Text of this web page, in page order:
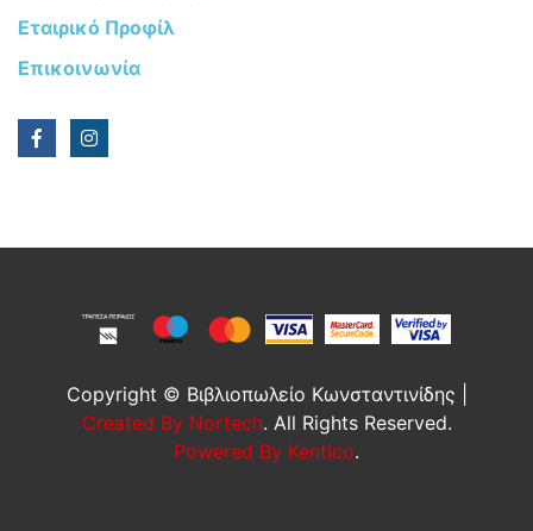
Εταιρικό Προφίλ
Επικοινωνία
Copyright © Βιβλιοπωλείο Κωνσταντινίδης |
Created By Nortech. All Rights Reserved.
Powered By Kentico.